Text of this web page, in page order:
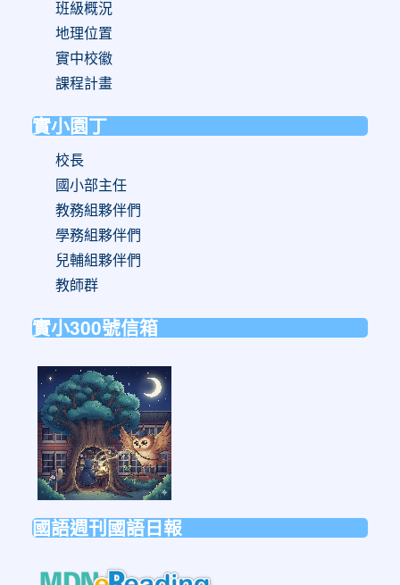
班級概況
地理位置
實中校徽
課程計畫
實小園丁
校長
國小部主任
教務組夥伴們
學務組夥伴們
兒輔組夥伴們
教師群
實小300號信箱
https://forms.gle/sb6qss7apF2uRjVc7
國語週刊國語日報